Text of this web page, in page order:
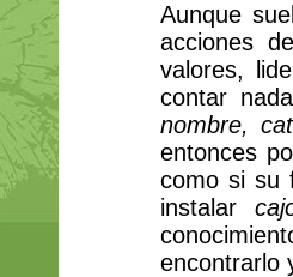
Aunque
acciones
valores,
contar
nombre,
entonces
como si su
instalar
encontrarlo